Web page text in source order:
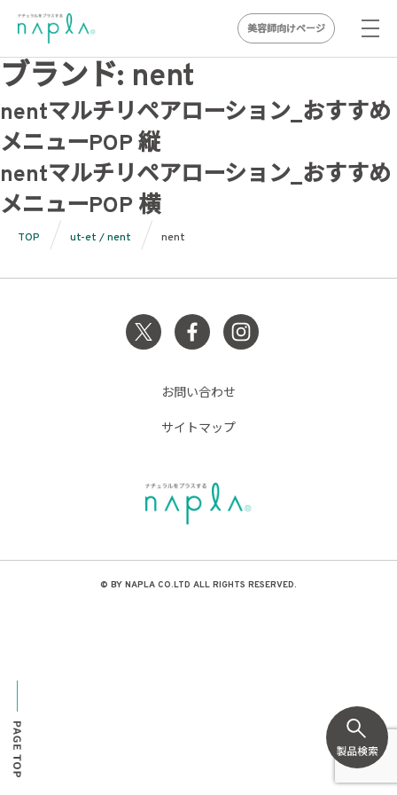
Skip
to
content
美容師向けページ
ブランド: nent
nentマルチリペアローション_おすすめ
メニューPOP 縦
nentマルチリペアローション_おすすめ
メニューPOP 横
TOP ut-et / nent nent
お問い合わせ
サイトマップ
© BY NAPLA CO.LTD ALL RIGHTS RESERVED.